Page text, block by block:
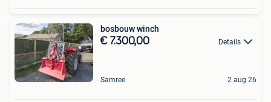
bosbouw winch
€ 7.300,00 Details
Samree 2 aug 26